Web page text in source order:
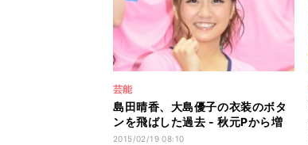
芸能
島田晴香、大島優子の衣装のボタ
ンを飛ばした過去 - 秋元Pから増
量指示も!?
2015/02/19 08:10